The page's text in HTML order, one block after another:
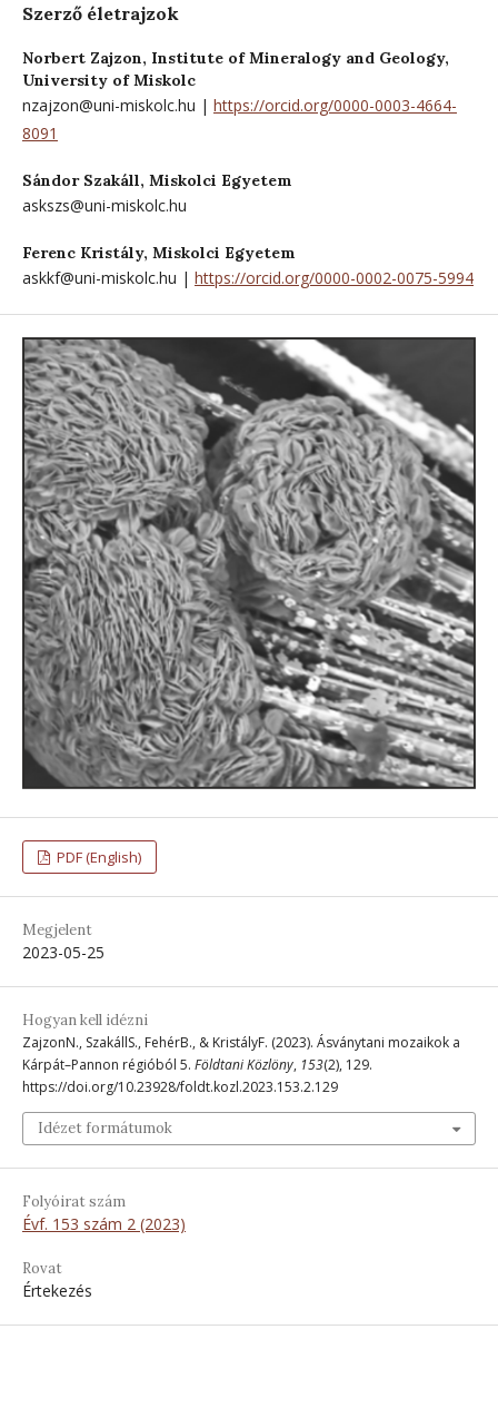
Szerző életrajzok
Norbert Zajzon, Institute of Mineralogy and Geology,
University of Miskolc
nzajzon@uni-miskolc.hu | https://orcid.org/0000-0003-4664-
8091
Sándor Szakáll, Miskolci Egyetem
askszs@uni-miskolc.hu
Ferenc Kristály, Miskolci Egyetem
askkf@uni-miskolc.hu | https://orcid.org/0000-0002-0075-5994
PDF (English)
Megjelent
2023-05-25
Hogyan kell idézni
ZajzonN., SzakállS., FehérB., & KristályF. (2023). Ásványtani mozaikok a
Kárpát–Pannon régióból 5. Földtani Közlöny, 153(2), 129.
https://doi.org/10.23928/foldt.kozl.2023.153.2.129
Idézet formátumok
Folyóirat szám
Évf. 153 szám 2 (2023)
Rovat
Értekezés